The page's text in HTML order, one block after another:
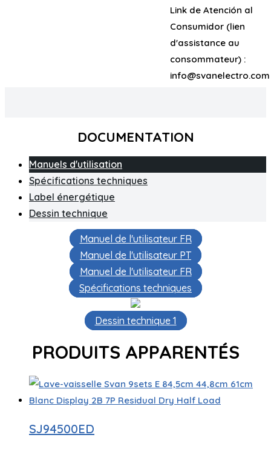
Link de Atención al
Consumidor (lien
d'assistance au
consommateur) :
info@svanelectro.com
DOCUMENTATION
Manuels d'utilisation
Spécifications techniques
Label énergétique
Dessin technique
Manuel de l'utilisateur FR
Manuel de l'utilisateur PT
Manuel de l'utilisateur FR
Spécifications techniques
Dessin technique 1
PRODUITS APPARENTÉS
SJ94500ED